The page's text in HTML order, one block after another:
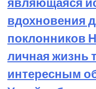
вдохновения
поклонников
личная жизнь
интересным